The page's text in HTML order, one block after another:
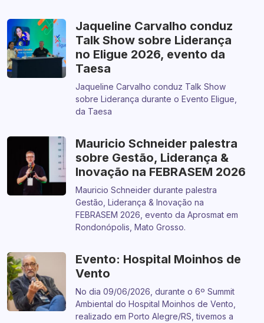
Jaqueline Carvalho conduz
Talk Show sobre Liderança
no Eligue 2026, evento da
Taesa
Jaqueline Carvalho conduz Talk Show
sobre Liderança durante o Evento Eligue,
da Taesa
Mauricio Schneider palestra
sobre Gestão, Liderança &
Inovação na FEBRASEM 2026
Mauricio Schneider durante palestra
Gestão, Liderança & Inovação na
FEBRASEM 2026, evento da Aprosmat em
Rondonópolis, Mato Grosso.
Evento: Hospital Moinhos de
Vento
No dia 09/06/2026, durante o 6º Summit
Ambiental do Hospital Moinhos de Vento,
realizado em Porto Alegre/RS, tivemos a